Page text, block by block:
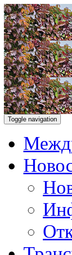
Toggle navigation